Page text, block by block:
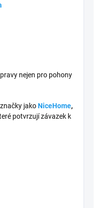
nejen pro pohony
jakoNiceHome,
potvrzují závazek k